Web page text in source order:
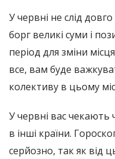
У червні не слід
борг великі суми і
період для зміни
все, вам буде
колективу в цьому
У червні вас чекають
в інші країни.
серйозно, так як від